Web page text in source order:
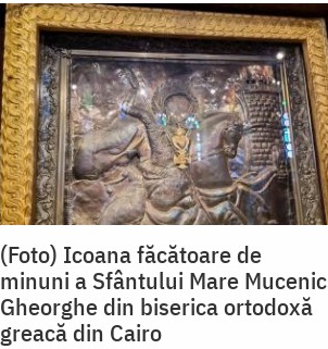
(Foto) Icoana făcătoare de
minuni a Sfântului Mare Mucenic
Gheorghe din biserica ortodoxă
greacă din Cairo